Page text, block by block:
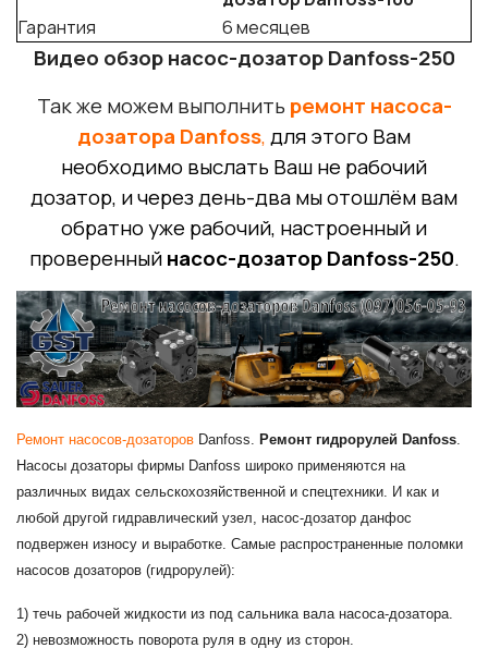
Гарантия
6 месяцев
Видео обзор насос-дозатор Danfoss-250
Так же можем выполнить ремонт насоса-
дозатора Danfoss,для этого Вам
необходимо выслать Ваш не рабочий
дозатор, и через день-два мы отошлём вам
обратно уже рабочий, настроенный и
проверенныйнасос-дозатор Danfoss-250.
Ремонт насосов-дозаторов Danfoss. Ремонт гидрорулей Danfoss.
Насосы дозаторы фирмы Danfoss широко применяются на
различных видах сельскохозяйственной и спецтехники. И как и
любой другой гидравлический узел, насос-дозатор данфос
подвержен износу и выработке. Самые распространенные поломки
насосов дозаторов (гидрорулей):
1) течь рабочей жидкости из под сальника вала насоса-дозатора.
2) невозможность поворота руля в одну из сторон.